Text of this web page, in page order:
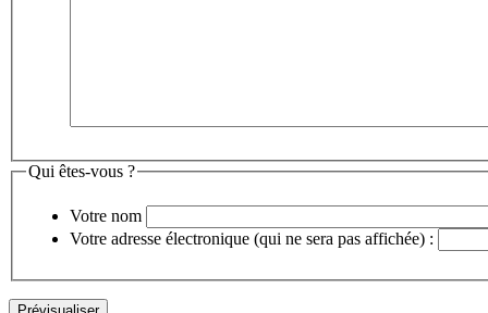
Qui êtes-vous ?
Votre nom
Votre adresse électronique (qui ne sera pas affichée) :